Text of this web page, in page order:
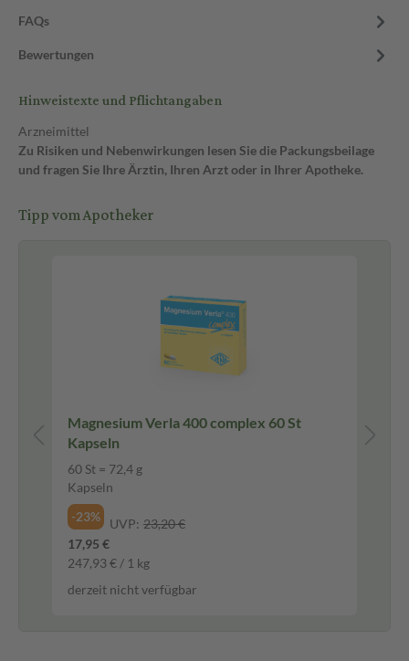
FAQs
Bewertungen
Hinweistexte und Pflichtangaben
Arzneimittel
Zu Risiken und Nebenwirkungen lesen Sie die Packungsbeilage
und fragen Sie Ihre Ärztin, Ihren Arzt oder in Ihrer Apotheke.
Tipp vom Apotheker
Magnesium Verla 400 complex 60 St
Kapseln
60 St = 72,4 g
Kapseln
-23%
UVP: 23,20 €
17,95 €
247,93 € / 1 kg
derzeit nicht verfügbar